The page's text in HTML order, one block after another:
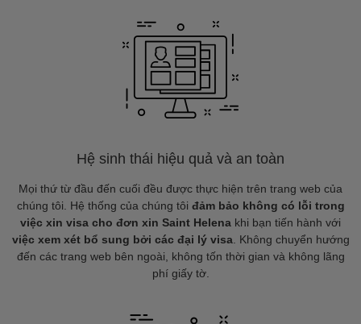
Hệ sinh thái hiệu quả và an toàn
Mọi thứ từ đầu đến cuối đều được thực hiện trên trang web của
chúng tôi. Hệ thống của chúng tôi đảm bảo không có lỗi trong
việc xin visa cho đơn xin Saint Helena khi bạn tiến hành với
việc xem xét bổ sung bởi các đại lý visa. Không chuyển hướng
đến các trang web bên ngoài, không tốn thời gian và không lãng
phí giấy tờ.